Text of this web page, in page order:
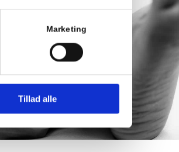
Marketing
Tillad alle